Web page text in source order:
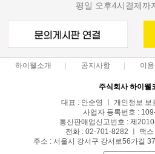
평일 오후4시결제까
하이웰소개 공지사항 이
주식회사 하이웰
대표 : 안순영 ㅣ 개인정보 보
사업자 등록번호 :
통신판매업신고번호 : 제
전화 : 02-701-8282 ㅣ 팩
주소 : 서울시 강서구 강서로56가길